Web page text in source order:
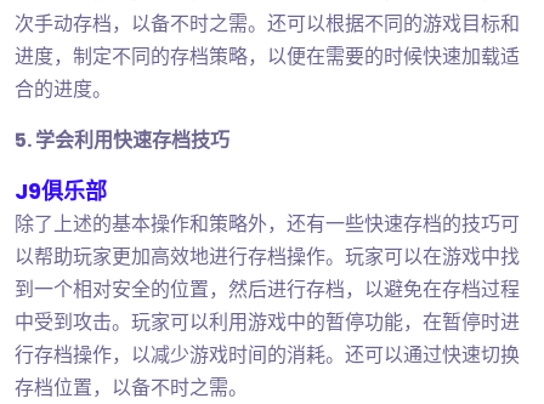
次手动存档，以备不时之需。还可以根据不同的游戏目标和
进度，制定不同的存档策略，以便在需要的时候快速加载适
合的进度。
5. 学会利用快速存档技巧
J9俱乐部
除了上述的基本操作和策略外，还有一些快速存档的技巧可
以帮助玩家更加高效地进行存档操作。玩家可以在游戏中找
到一个相对安全的位置，然后进行存档，以避免在存档过程
中受到攻击。玩家可以利用游戏中的暂停功能，在暂停时进
行存档操作，以减少游戏时间的消耗。还可以通过快速切换
存档位置，以备不时之需。